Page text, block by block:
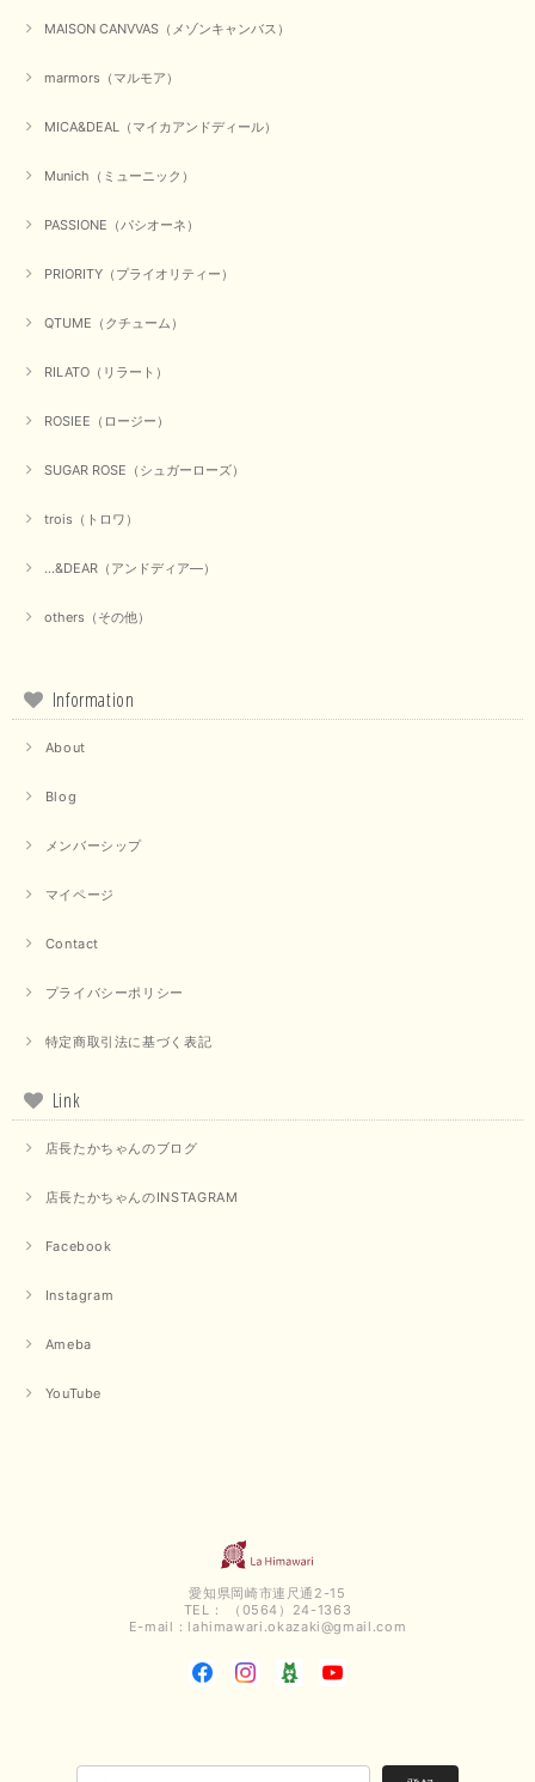
MAISON CANVVAS（メゾンキャンバス）
marmors（マルモア）
MICA&DEAL（マイカアンドディール）
Munich（ミューニック）
PASSIONE（パシオーネ）
PRIORITY（プライオリティー）
QTUME（クチューム）
RILATO（リラート）
ROSIEE（ロージー）
SUGAR ROSE（シュガーローズ）
trois（トロワ）
...&DEAR（アンドディア―）
others（その他）
Information
About
Blog
メンバーシップ
マイページ
Contact
プライバシーポリシー
特定商取引法に基づく表記
Link
店長たかちゃんのブログ
店長たかちゃんのINSTAGRAM
Facebook
Instagram
Ameba
YouTube
愛知県岡崎市連尺通2-15
TEL： （0564）24-1363
E-mail： lahimawari.okazaki@gmail.com